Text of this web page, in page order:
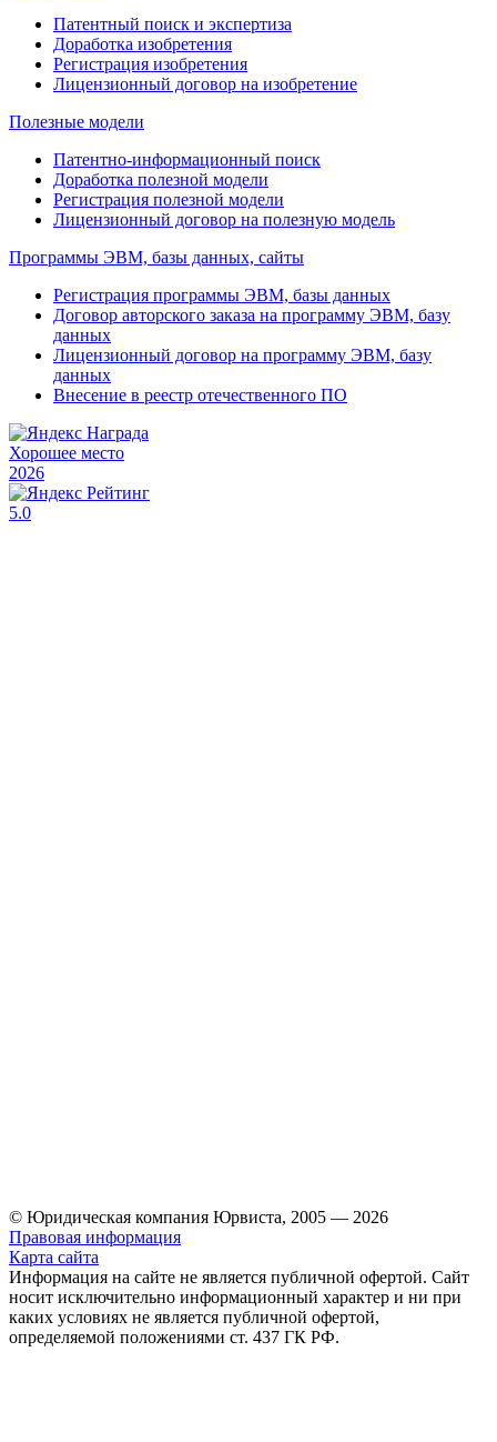
Патентный поиск и экспертиза
Доработка изобретения
Регистрация изобретения
Лицензионный договор на изобретение
Полезные модели
Патентно-информационный поиск
Доработка полезной модели
Регистрация полезной модели
Лицензионный договор на полезную модель
Программы ЭВМ, базы данных, сайты
Регистрация программы ЭВМ, базы данных
Договор авторского заказа на программу ЭВМ, базу
данных
Лицензионный договор на программу ЭВМ, базу
данных
Внесение в реестр отечественного ПО
Хорошее место
2026
5.0
© Юридическая компания Юрвиста, 2005 — 2026
Правовая информация
Карта сайта
Информация на сайте не является публичной офертой. Cайт
носит исключительно информационный характер и ни при
каких условиях не является публичной офертой,
определяемой положениями ст. 437 ГК РФ.